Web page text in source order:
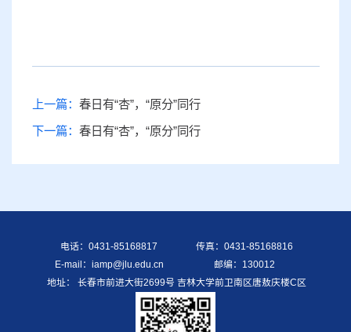
上一篇： 春日有“杏”，“原分”同行
下一篇： 春日有“杏”，“原分”同行
电话：0431-85168817
传真：0431-85168816
E-mail：iamp@jlu.edu.cn
邮编：130012
地址： 长春市前进大街2699号 吉林大学前卫南区唐敖庆楼C区